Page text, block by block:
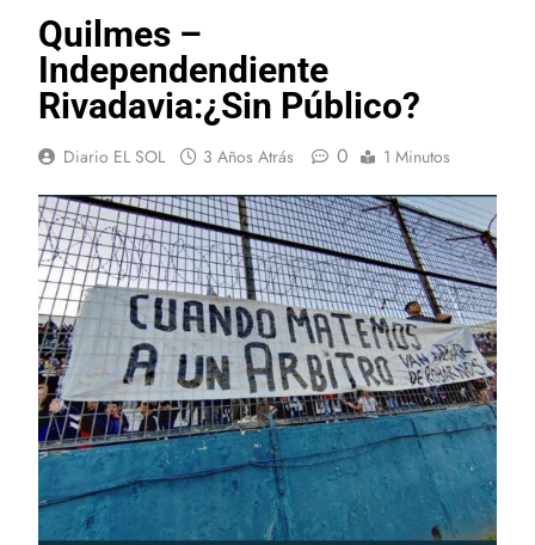
Quilmes –
Independendiente
Rivadavia:¿Sin Público?
Diario EL SOL 3 Años Atrás 0 1 Minutos